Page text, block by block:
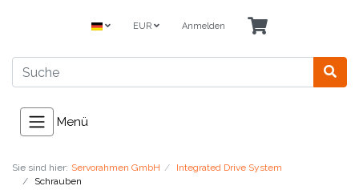
EUR Anmelden
Menü
Sie sind hier: Servorahmen GmbH
Integrated Drive System
Schrauben